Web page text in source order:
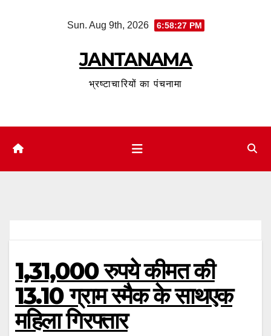
Sun. Aug 9th, 2026 6:58:28 PM
JANTANAMA
भ्रष्टाचारियों का पंचनामा
1,31,000 रुपये कीमत की
13.10 ग्राम स्मैक के साथएक
महिला गिरफ्तार